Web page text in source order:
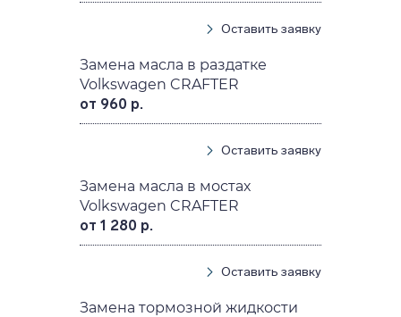
Оставить заявку
Замена масла в раздатке
Volkswagen CRAFTER
от 960 р.
Оставить заявку
Замена масла в мостах
Volkswagen CRAFTER
от 1 280 р.
Оставить заявку
Замена тормозной жидкости